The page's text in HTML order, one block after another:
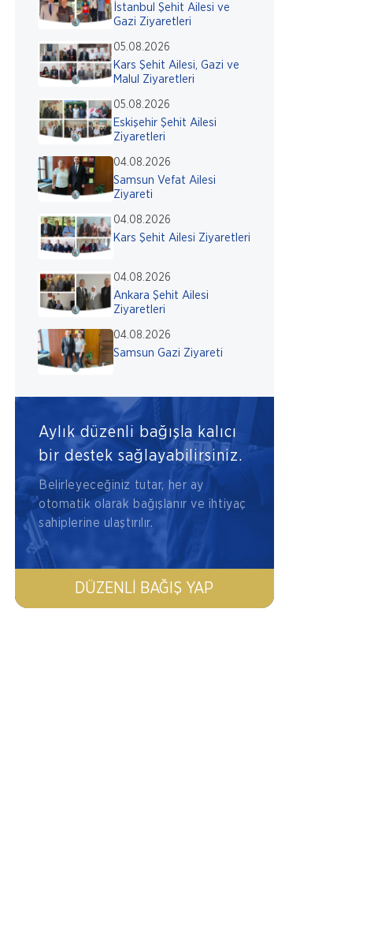
İstanbul Şehit Ailesi ve
Gazi Ziyaretleri
05.08.2026
Kars Şehit Ailesi, Gazi ve
Malul Ziyaretleri
05.08.2026
Eskişehir Şehit Ailesi
Ziyaretleri
04.08.2026
Samsun Vefat Ailesi
Ziyareti
04.08.2026
Kars Şehit Ailesi Ziyaretleri
04.08.2026
Ankara Şehit Ailesi
Ziyaretleri
04.08.2026
Samsun Gazi Ziyareti
Aylık düzenli bağışla kalıcı
bir destek sağlayabilirsiniz.
Belirleyeceğiniz tutar, her ay
otomatik olarak bağışlanır ve ihtiyaç
sahiplerine ulaştırılır.
DÜZENLI BAĞIŞ YAP